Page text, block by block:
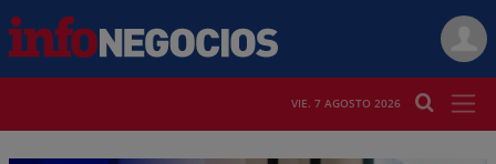
VIE. 7 AGOSTO 2026